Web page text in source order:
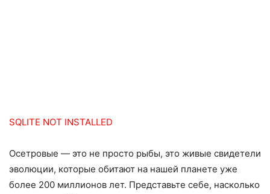
SQLITE NOT INSTALLED
Осетровые — это не просто рыбы, это живые свидетели
эволюции, которые обитают на нашей планете уже
более 200 миллионов лет. Представьте себе, насколько